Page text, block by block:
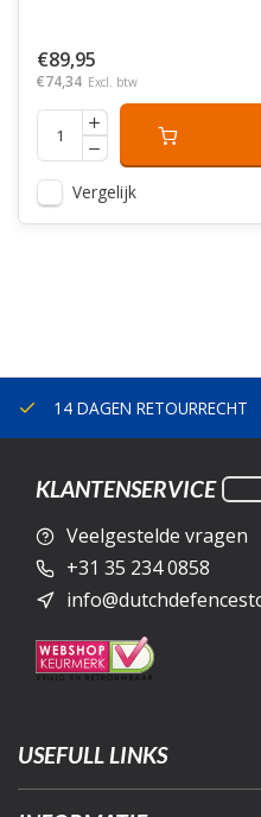
€89,95
€74,34 Excl. btw
Vergelijk
14 DAGEN RETOURRECHT
KLANTENSERVICE
Veelgestelde vragen
+31 35 234 0858
USEFULL LINKS